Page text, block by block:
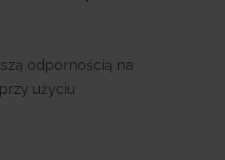
odpornością na
użyciu